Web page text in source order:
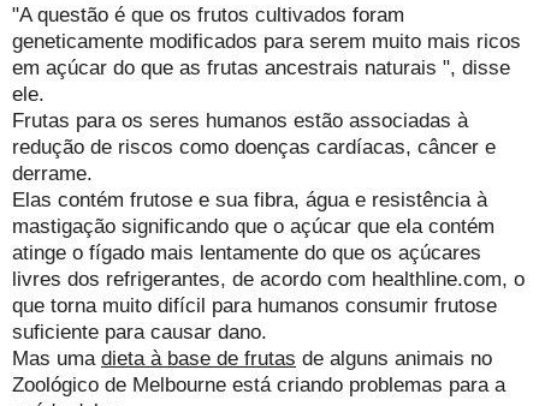
"A questão é que os frutos cultivados foram
geneticamente modificados para serem muito mais ricos
em açúcar do que as frutas ancestrais naturais ", disse
ele.
Frutas para os seres humanos estão associadas à
redução de riscos como doenças cardíacas, câncer e
derrame.
Elas contém frutose e sua fibra, água e resistência à
mastigação significando que o açúcar que ela contém
atinge o fígado mais lentamente do que os açúcares
livres dos refrigerantes, de acordo com healthline.com, o
que torna muito difícil para humanos consumir frutose
suficiente para causar dano.
Mas uma dieta à base de frutas de alguns animais no
Zoológico de Melbourne está criando problemas para a